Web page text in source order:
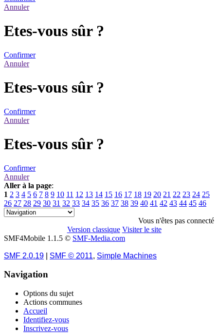
Annuler
Etes-vous sûr ?
Confirmer
Annuler
Etes-vous sûr ?
Confirmer
Annuler
Etes-vous sûr ?
Confirmer
Annuler
Aller à la page:
1 2 3 4 5 6 7 8 9 10 11 12 13 14 15 16 17 18 19 20 21 22 23 24 25
26 27 28 29 30 31 32 33 34 35 36 37 38 39 40 41 42 43 44 45 46
47 48 49 50
Vous n'êtes pas connecté
Version classique Visiter le site
SMF4Mobile 1.1.5 © SMF-Media.com
SMF 2.0.19 SMF © 2011, Simple Machines
Navigation
Options du sujet
Actions communes
Accueil
Identifiez-vous
Inscrivez-vous